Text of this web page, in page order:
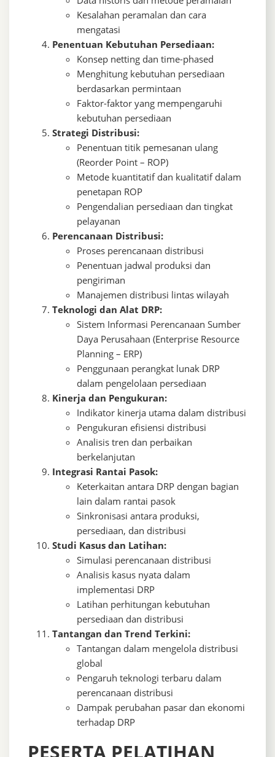
Kesalahan peramalan dan cara
mengatasi
Penentuan Kebutuhan Persediaan:
Konsep netting dan time-phased
Menghitung kebutuhan persediaan
berdasarkan permintaan
Faktor-faktor yang mempengaruhi
kebutuhan persediaan
Strategi Distribusi:
Penentuan titik pemesanan ulang
(Reorder Point – ROP)
Metode kuantitatif dan kualitatif dalam
penetapan ROP
Pengendalian persediaan dan tingkat
pelayanan
Perencanaan Distribusi:
Proses perencanaan distribusi
Penentuan jadwal produksi dan
pengiriman
Manajemen distribusi lintas wilayah
Teknologi dan Alat DRP:
Sistem Informasi Perencanaan Sumber
Daya Perusahaan (Enterprise Resource
Planning – ERP)
Penggunaan perangkat lunak DRP
dalam pengelolaan persediaan
Kinerja dan Pengukuran:
Indikator kinerja utama dalam distribusi
Pengukuran efisiensi distribusi
Analisis tren dan perbaikan
berkelanjutan
Integrasi Rantai Pasok:
Keterkaitan antara DRP dengan bagian
lain dalam rantai pasok
Sinkronisasi antara produksi,
persediaan, dan distribusi
Studi Kasus dan Latihan:
Simulasi perencanaan distribusi
Analisis kasus nyata dalam
implementasi DRP
Latihan perhitungan kebutuhan
persediaan dan distribusi
Tantangan dan Trend Terkini:
Tantangan dalam mengelola distribusi
global
Pengaruh teknologi terbaru dalam
perencanaan distribusi
Dampak perubahan pasar dan ekonomi
terhadap DRP
PESERTA PELATIHAN